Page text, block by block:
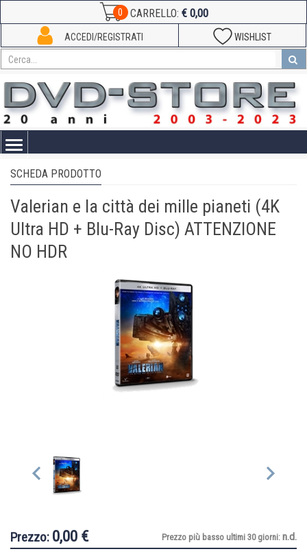
0 CARRELLO: € 0,00
WISHLIST
ACCEDI/REGISTRATI
Toggle
SCHEDA PRODOTTO
Valerian e la città dei mille pianeti (4K
Ultra HD + Blu-Ray Disc) ATTENZIONE
NO HDR
Prezzo: 0,00 € Prezzo più basso ultimi 30 giorni: n.d.